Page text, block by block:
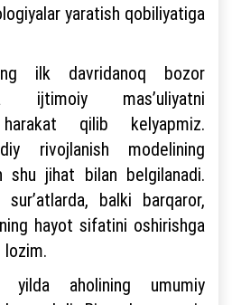
yaratish qobiliyatiga
ilk davridanoq bozor
ijtimoiy masʼuliyatni
harakat qilib kelyapmiz.
rivojlanish modelining
shu jihat bilan belgilanadi.
balki barqaror,
hayot sifatini oshirishga
lozim.
aholining umumiy